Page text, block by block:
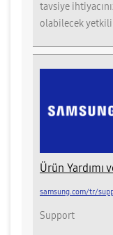
tavsiye
olabilecek
Ürün Yardımı
samsung.com/tr/
Support